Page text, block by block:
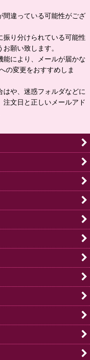
間違っている可能性がござ
り分けられている可能性
願い致します。
により、メールが届かな
の変更をおすすめしま
や、迷惑フォルダなどに
文日と正しいメールアド